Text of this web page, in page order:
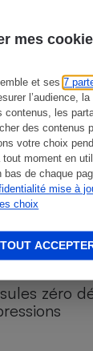
mes
et ses7
l’audience,
contenus, les
des contenus
votre choix
tout moment en
bas de chaque
mise à
choix
TOUT
zéro